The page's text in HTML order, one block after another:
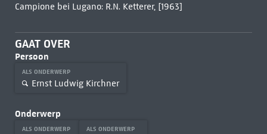
Campione bei Lugano: R.N. Ketterer, [1963]
GAAT OVER
Persoon
ALS ONDERWERP
Ernst Ludwig Kirchner
Onderwerp
ALS ONDERWERP ALS ONDERWERP